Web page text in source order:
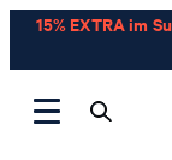
15% EXTRA im